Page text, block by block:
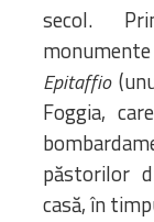
secol.
Epitaffio
Foggia,
păstorilor
casă, în